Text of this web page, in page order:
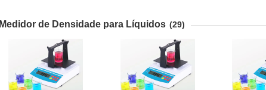
plástico, borracha
Sólidos AU-200S/AU-120S
Medidor de Densidade para Líquidos (29)